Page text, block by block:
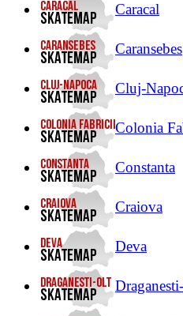
Caracal
Caransebes
Cluj-
Colonia
Constanta
Craiova
Deva